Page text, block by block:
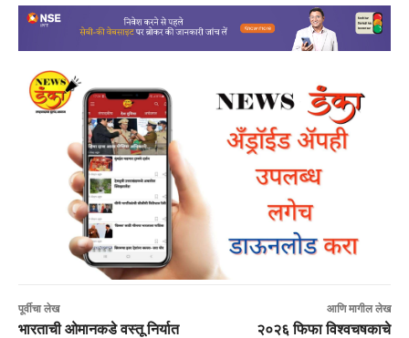
पूर्वीचा लेख
भारताची ओमानकडे वस्तू निर्यात
आणि मागील लेख
२०२६ फिफा विश्वचषकाचे